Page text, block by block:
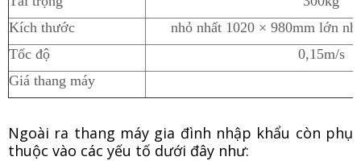
Kích thước
nhỏ nhất 1020 × 980mm lớn
Tốc độ
0,15m/s
Giá thang máy
Ngoài ra thang máy gia đình nhập khẩu còn phụ
thuộc vào các yếu tố dưới đây như: